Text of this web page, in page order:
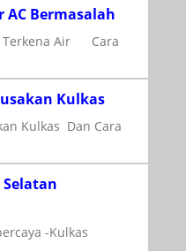
AC Bermasalah
Terkena Air Cara
Kulkas
Kulkas Dan Cara
-Kulkas